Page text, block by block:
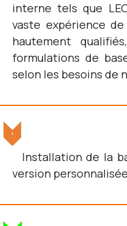
interne tels que
vaste expérience
hautement
formulations de
selon les besoins de
Installation de la
version